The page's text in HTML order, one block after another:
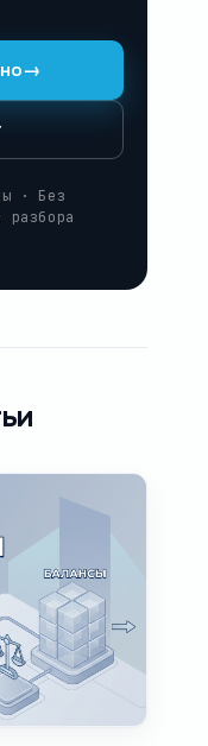
→
· Без
разбора